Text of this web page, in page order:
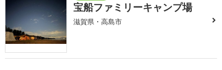
宝船ファミリーキャンプ場
滋賀県・高島市